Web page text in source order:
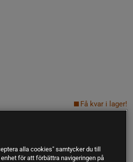
Få kvar i lager!
alla cookies" samtycker du till
för att förbättra navigeringen på